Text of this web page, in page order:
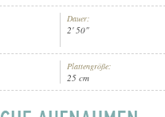
STEINHARDT GÉZA,KAYSER ELEMÉR
Dauer:
2' 50"
Plattengröße:
25 cm